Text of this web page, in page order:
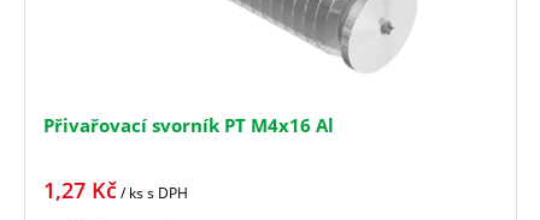
Přivařovací svorník PT M4x16 Al
1,27 Kč/ kss DPH